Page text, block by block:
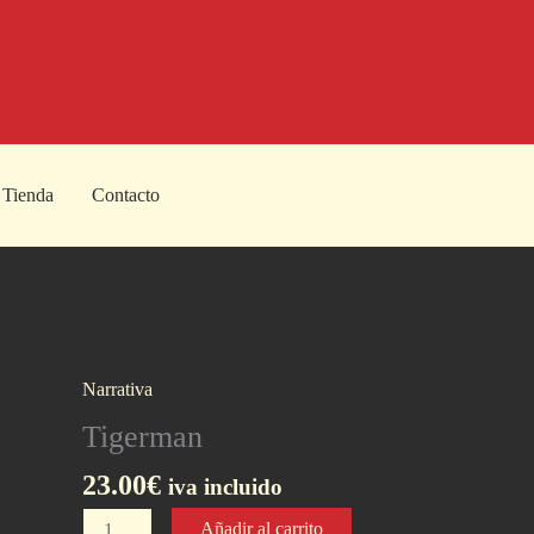
Tienda Contacto
Narrativa
Tigerman
23.00€ iva incluido
Tigerman
Añadir al carrito